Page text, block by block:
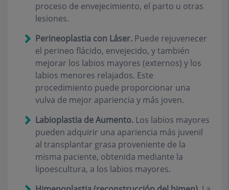
proceso de envejecimiento, el parto u otras
lesiones.
Perineoplastia con Láser. Puede rejuvenecer
el perineo flácido, envejecido, y también
mejorar los labios mayores (externos) y los
labios menores relajados. Este
procedimiento puede proporcionar una
vulva de mejor apariencia y más joven.
Labioplastia de Aumento. Los labios mayores
pueden adquirir una apariencia más juvenil
al transplantar grasa proveniente de la
misma paciente, obtenida mediante la
lipoescultura, a los labios mayores.